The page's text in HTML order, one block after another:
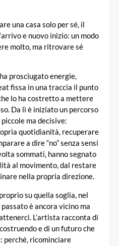
una casa solo per sé, il
e nuovo inizio: un modo
molto, ma ritrovare sé
prosciugato energie,
fissa in una traccia il punto
lo ha costretto a mettere
Da lì è iniziato un percorso
ma decisive:
quotidianità, recuperare
a dire “no” senza sensi
sommati, hanno segnato
al movimento, dal restare
nella propria direzione.
su quella soglia, nel
è ancora vicino ma
L’artista racconta di
e di un futuro che
perché, ricominciare